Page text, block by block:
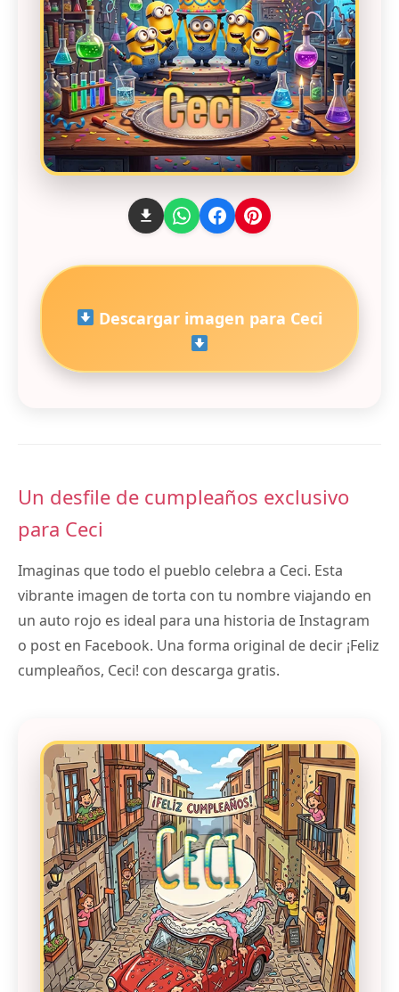
Descargar imagen para Ceci
Un desfile de cumpleaños exclusivo
para Ceci
Imaginas que todo el pueblo celebra a Ceci. Esta
vibrante imagen de torta con tu nombre viajando en
un auto rojo es ideal para una historia de Instagram
o post en Facebook. Una forma original de decir ¡Feliz
cumpleaños, Ceci! con descarga gratis.